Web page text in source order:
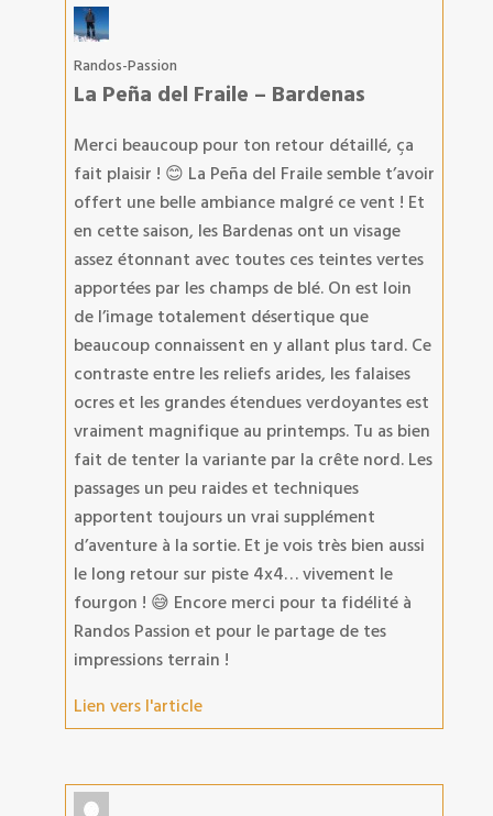
Randos-Passion
La Peña del Fraile – Bardenas
Merci beaucoup pour ton retour détaillé, ça
fait plaisir ! 😊 La Peña del Fraile semble t’avoir
offert une belle ambiance malgré ce vent ! Et
en cette saison, les Bardenas ont un visage
assez étonnant avec toutes ces teintes vertes
apportées par les champs de blé. On est loin
de l’image totalement désertique que
beaucoup connaissent en y allant plus tard. Ce
contraste entre les reliefs arides, les falaises
ocres et les grandes étendues verdoyantes est
vraiment magnifique au printemps. Tu as bien
fait de tenter la variante par la crête nord. Les
passages un peu raides et techniques
apportent toujours un vrai supplément
d’aventure à la sortie. Et je vois très bien aussi
le long retour sur piste 4x4… vivement le
fourgon ! 😅 Encore merci pour ta fidélité à
Randos Passion et pour le partage de tes
impressions terrain !
Lien vers l'article